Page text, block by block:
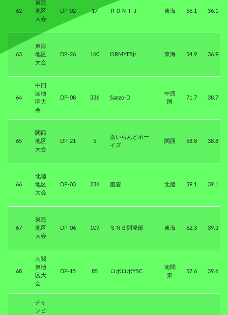
62
東海
地区
大会
DP-02 17 ＲＯＮＩＪ 東海 56.1 36.1
63
東海
地区
大会
DP-26 160 ORMYESjr. 東海 54.9 36.9
64
中四
国地
区大
会
DP-08 336 Sanzo-D
中四
国
71.7 38.7
65
関西
地区
大会
DP-21 5
あいらんどボー
イズ
関西 58.8 38.8
66
北陸
地区
大会
DP-03 236 叢雲 北陸 59.1 39.1
67
東海
地区
大会
DP-06 109 ＳＮＢ開発部 東海 62.3 39.3
68
南関
東地
区大
会
DP-15 85 ロボロボYSC
南関
東
57.6 39.6
チャ
ンピ